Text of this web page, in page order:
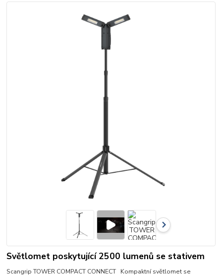
Světlomet poskytující 2500 lumenů se stativem
Scangrip TOWER COMPACT CONNECT Kompaktní světlomet se